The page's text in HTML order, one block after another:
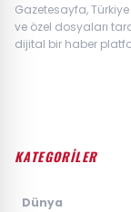
Gazetesayfa,
ve özel dosyaları
dijital bir haber
KATEGORİLER
Dünya